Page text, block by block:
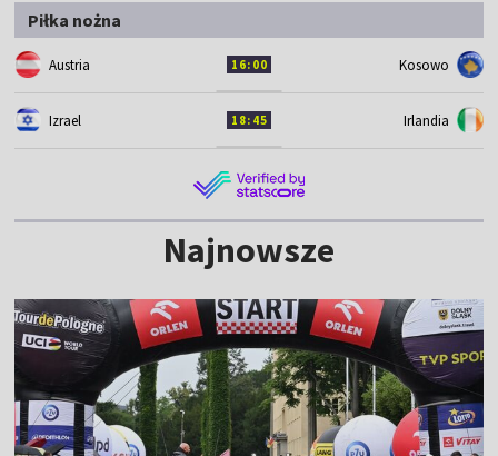
Piłka nożna
Austria 16:00 Kosowo
Izrael 18:45 Irlandia
Najnowsze